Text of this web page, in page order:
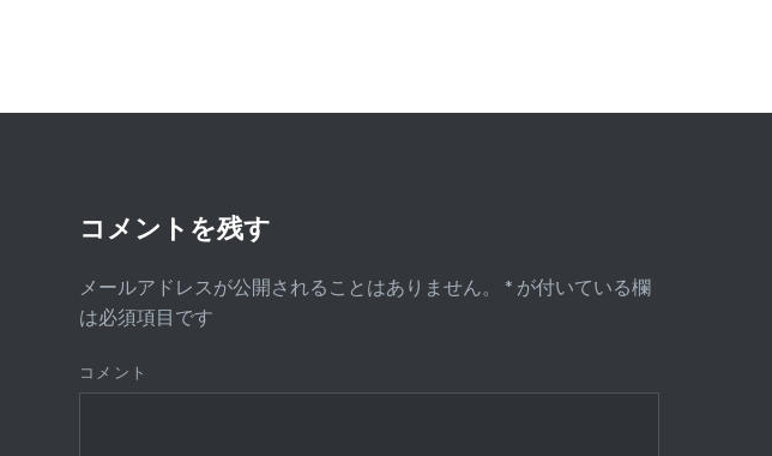
コメントを残す
メールアドレスが公開されることはありません。 * が付いている欄
は必須項目です
コメント